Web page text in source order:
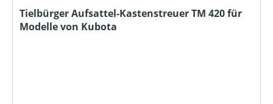
Tielbürger Aufsattel-Kastenstreuer TM 420 für
Modelle von Kubota